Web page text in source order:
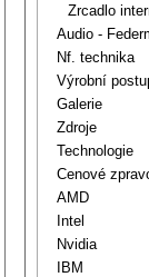
Zrcadlo
Audio -
Nf. technika
Výrobní
Galerie
Zdroje
Technologie
Cenové
AMD
Intel
Nvidia
IBM